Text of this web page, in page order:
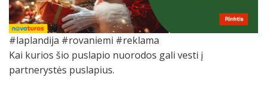
#laplandija #rovaniemi #reklama
Kai kurios šio puslapio nuorodos gali vesti į
partnerystės puslapius.